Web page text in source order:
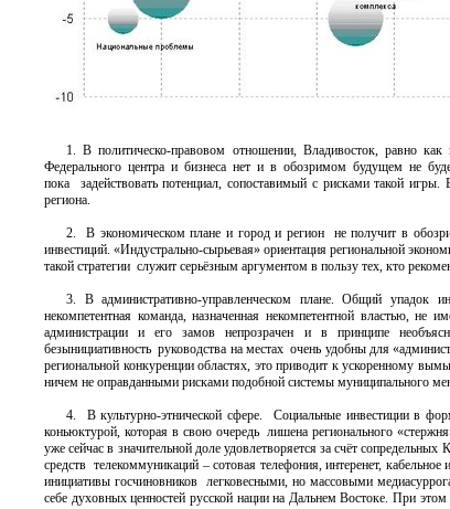
1. В политическо-правовом отношении, Владивосток, равно
Федерального центра и бизнеса нет и в обозримом будущем не
пока задействовать потенциал, сопоставимый с рисками такой игры.
региона.
2. В экономическом плане и город и регион не получит в
инвестиций. «Индустрально-сырьевая» ориентация региональной
такой стратегии служит серьёзным аргументом в пользу тех, кто
3. В административно-управленческом плане. Общий упадок
некомпетентная команда, назначенная некомпетентной властью,
администрации и его замов непрозрачен и в принципе
безынициативность руководства на местах очень удобны для
региональной конкуренции областях, это приводит к ускоренному
ничем не оправданными рисками подобной системы муниципального
4. В культурно-этнической сфере. Социальные инвестиции в
коньюктурой, которая в свою очередь лишена регионального
уже сейчас в значительной доле удовлетворяется за счёт
средств телекоммуникаций – сотовая телефония, интеренет,
инициативы госчиновников легковесными, но массовыми
себе духовных ценностей русской нации на Дальнем Востоке. При